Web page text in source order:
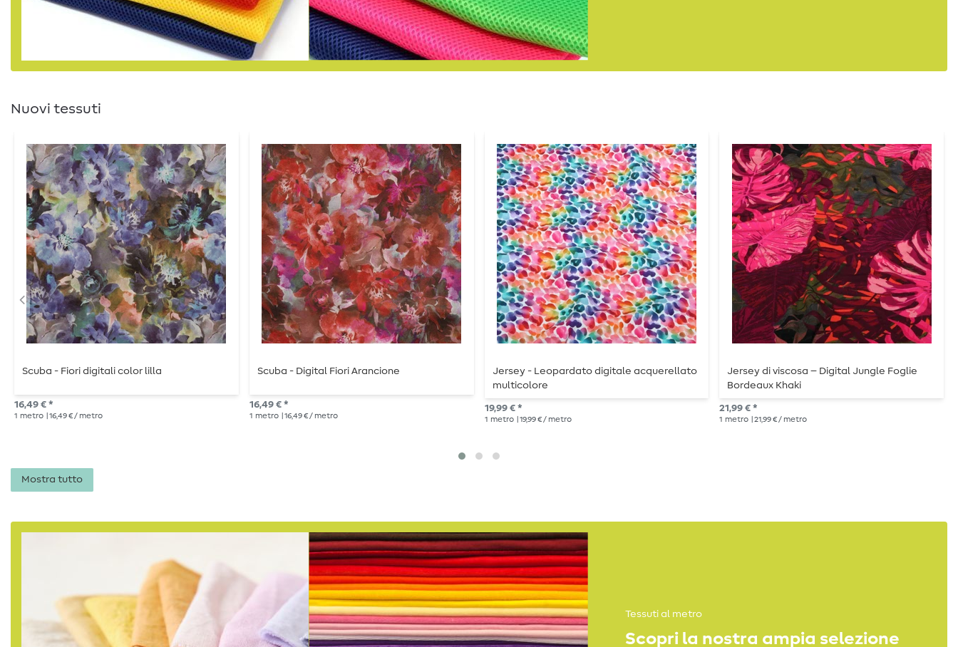
Nuovi tessuti
Scuba - Fiori digitali color lilla
16,49 € *
1 metro | 16,49 € / metro
Scuba - Digital Fiori Arancione
16,49 € *
1 metro | 16,49 € / metro
Jersey - Leopardato digitale acquerellato
multicolore
19,99 € *
1 metro | 19,99 € / metro
Jersey di viscosa – Digital Jungle Foglie
Bordeaux Khaki
21,99 € *
1 metro | 21,99 € / metro
Mostra tutto
Tessuti al metro
Scopri la nostra ampia selezione